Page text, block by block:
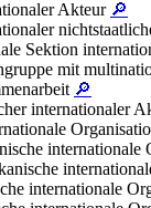
Akteur 🔎
Sektion
mit
🔎
internationaler
internationale
internationale